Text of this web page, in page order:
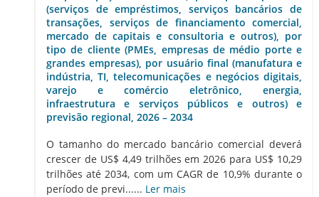
(serviços de empréstimos, serviços bancários de
transações, serviços de financiamento comercial,
mercado de capitais e consultoria e outros), por
tipo de cliente (PMEs, empresas de médio porte e
grandes empresas), por usuário final (manufatura e
indústria, TI, telecomunicações e negócios digitais,
varejo e comércio eletrônico, energia,
infraestrutura e serviços públicos e outros) e
previsão regional, 2026 – 2034
O tamanho do mercado bancário comercial deverá
crescer de US$ 4,49 trilhões em 2026 para US$ 10,29
trilhões até 2034, com um CAGR de 10,9% durante o
período de previ...... Ler mais